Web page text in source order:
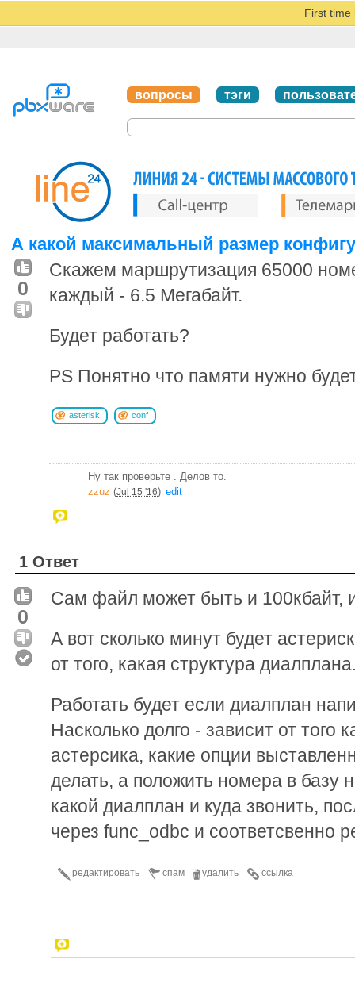
First time
вопросы тэги
А какой максимальный размер
0
Скажем маршрутизация 65000
каждый - 6.5 Мегабайт.
Будет работать?
PS Понятно что памяти нужно
asterisk conf
Ну так проверьте . Делов то.
zzuz (Jul 15 '16) edit
1 Ответ
0
Сам файл может быть и 100кбайт,
А вот сколько минут будет
от того, какая структура
Работать будет если диалплан
Насколько долго - зависит от того
астерсика, какие опции
делать, а положить номера в базу
какой диалплан и куда звонить,
через func_odbc и соответсвенно
ссылка
удалить
спам
редактировать